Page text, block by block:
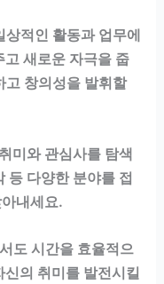
적인 활동과 업무에
새로운 자극을 줍
고 창의성을 발휘할
미와 관심사를 탐색
등 다양한 분야를 접
내세요.
도 시간을 효율적으
의 취미를 발전시킬